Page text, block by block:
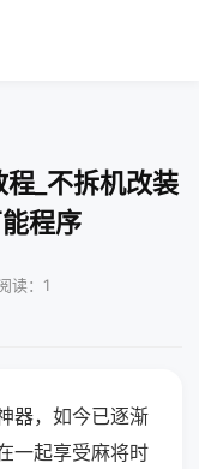
_不拆机改装
程序
读：1
器，如今已逐渐
一起享受麻将时